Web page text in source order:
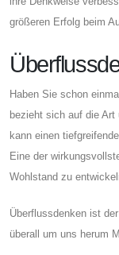
größeren Erfolg beim
Haben Sie schon
bezieht sich auf die
kann einen
Eine der
Wohlstand zu
Überflussdenken ist
überall um uns herum